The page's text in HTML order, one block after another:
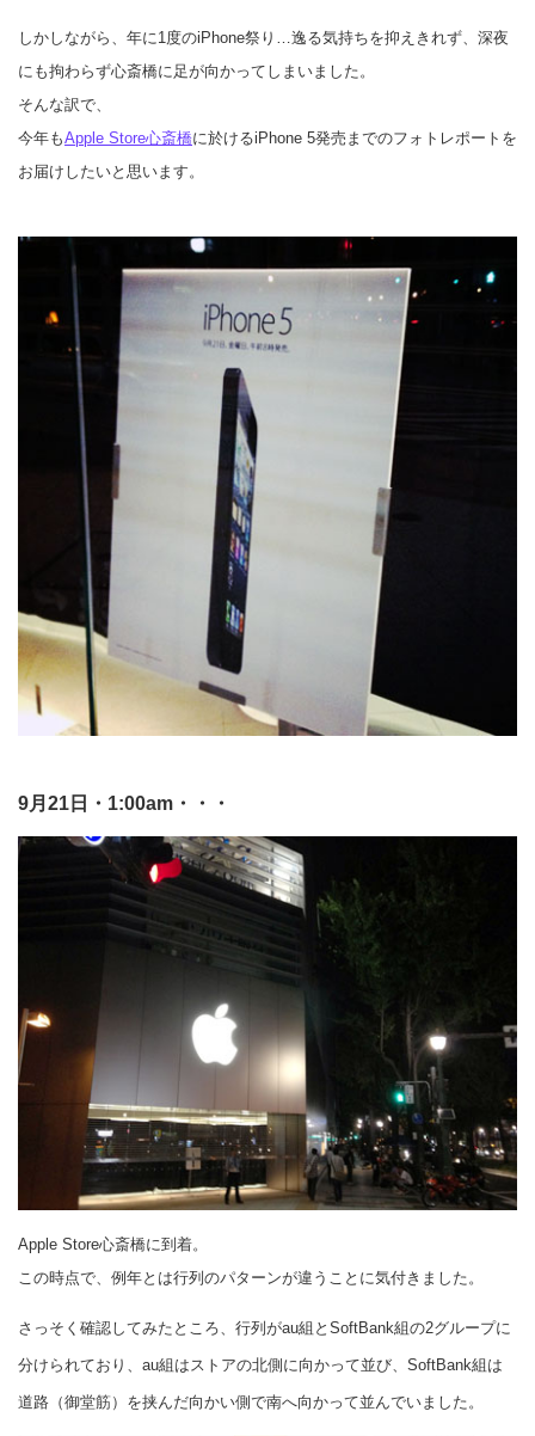
しかしながら、年に1度のiPhone祭り…逸る気持ちを抑えきれず、深夜
にも拘わらず心斎橋に足が向かってしまいました。
そんな訳で、
今年もApple Store心斎橋に於けるiPhone 5発売までのフォトレポートを
お届けしたいと思います。
9月21日・1:00am・・・
Apple Store心斎橋に到着。
この時点で、例年とは行列のパターンが違うことに気付きました。
さっそく確認してみたところ、行列がau組とSoftBank組の2グループに
分けられており、au組はストアの北側に向かって並び、SoftBank組は
道路（御堂筋）を挟んだ向かい側で南へ向かって並んでいました。